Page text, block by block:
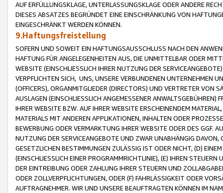
AUF ERFÜLLUNGSKLAGE, UNTERLASSUNGSKLAGE ODER ANDERE
DIESES ABSATZES BEGRÜNDET EINE EINSCHRÄNKUNG VON
EINGESCHRÄNKT WERDEN KÖNNEN.
9.Haftungsfreistellung
SOFERN UND SOWEIT EIN HAFTUNGSAUSSCHLUSS NACH DEN
HAFTUNG FÜR ANGELEGENHEITEN AUS, DIE UNMITTELBAR ODER
WEBSITE (EINSCHLIESSLICH IHRER NUTZUNG DER
VERPFLICHTEN SICH, UNS, UNSERE VERBUNDENEN UNTERNEHMEN
(OFFICERS), ORGANMITGLIEDER (DIRECTORS) UND VERTRETER VON
AUSLAGEN (EINSCHLIESSLICH ANGEMESSENER
IHRER WEBSITE BZW. AUF IHRER WEBSITE ERSCHEINENDEM
MATERIALS MIT ANDEREN APPLIKATIONEN, INHALTEN ODER
BEWERBUNG ODER VERMARKTUNG IHRER WEBSITE ODER DES GGF.
NUTZUNG DER SERVICEANGEBOTE UND ZWAR UNABHÄNGIG
GESETZLICHEN BESTIMMUNGEN ZULÄSSIG IST ODER NICHT, (D)
(EINSCHLIESSLICH EINER PROGRAMMRICHTLINIE), (E) IHREN
DER EINTREIBUNG ODER ZAHLUNG IHRER STEUERN UND
ODER ZOLLVERPFLICHTUNGEN, ODER (F) FAHRLÄSSIGKEIT ODER
AUFTRAGNEHMER. WIR UND UNSERE BEAUFTRAGTEN KÖNNEN IM